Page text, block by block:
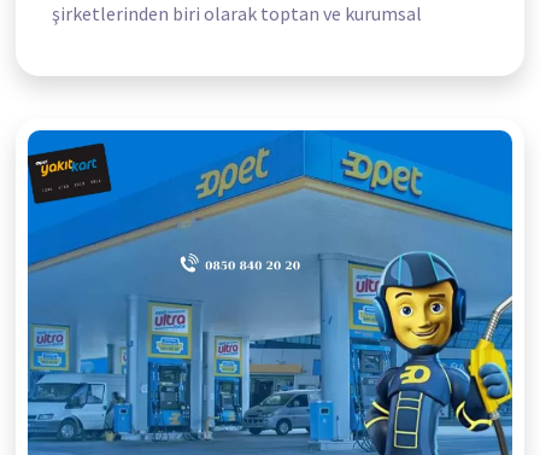
şirketlerinden biri olarak toptan ve kurumsal